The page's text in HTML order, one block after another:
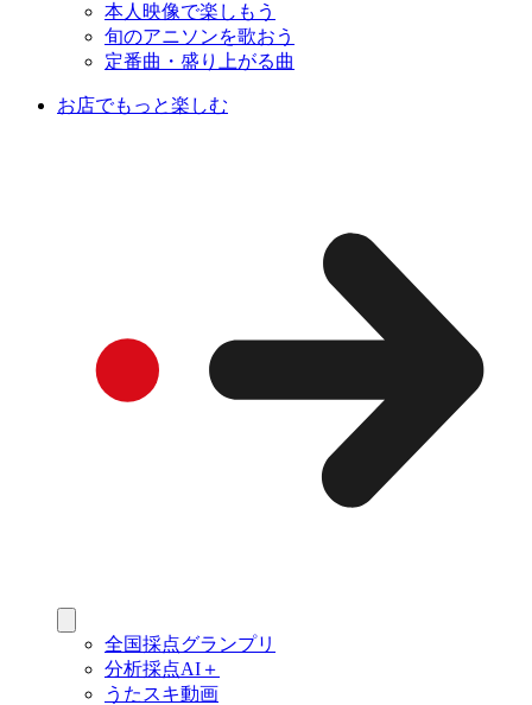
本人映像で楽しもう
旬のアニソンを歌おう
定番曲・盛り上がる曲
お店でもっと楽しむ
全国採点グランプリ
分析採点AI＋
うたスキ動画